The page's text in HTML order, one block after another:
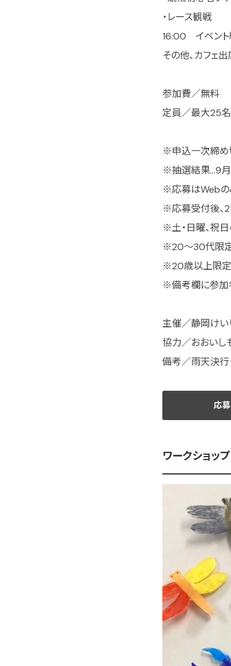
・レース観戦
16:00 イベント
その他、カフェ
参加費／無料
定員／最大25名
※申込一次締め
※抽選結果…9月
※応募はWebの
※応募受付後、2
※土・日曜、祝
※20〜30代限定
※20歳以上限定
※備考欄に参加
主催／静岡けい
協力／おおいし
備考／雨天決行
応募
ワークショッ